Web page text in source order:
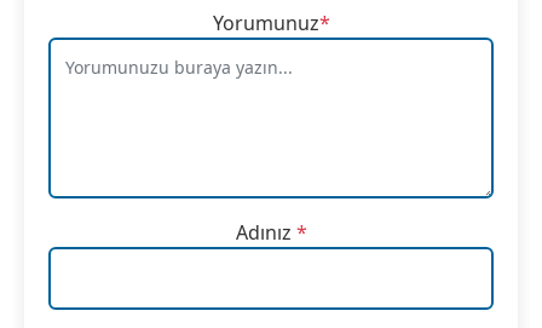
Yorumunuz*
Adınız *